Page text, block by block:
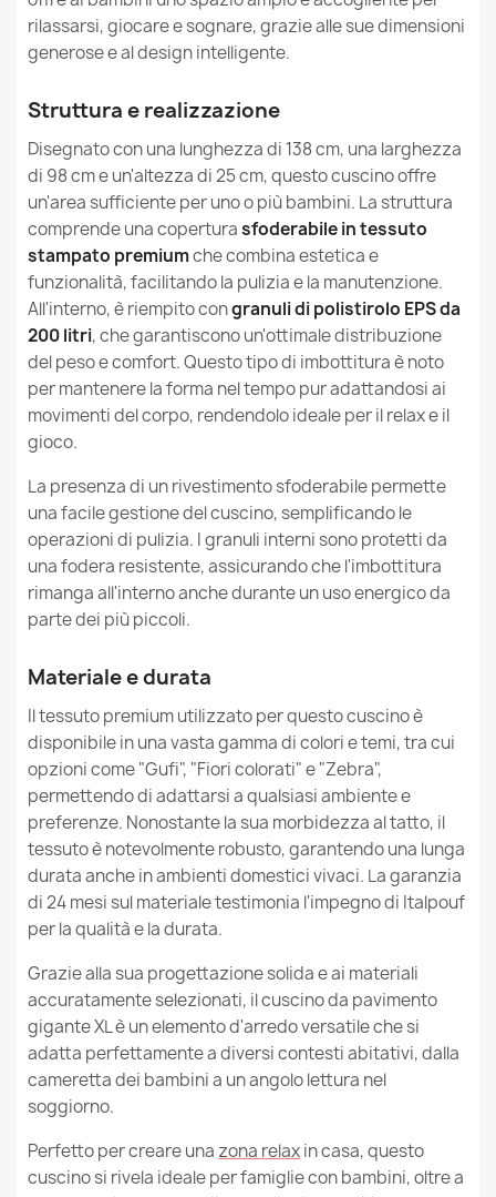
Un cuscino può aiutare mio figlio a ridurre lo stress?
altri modelli?
I pouf sacco della serie Design sono adatti ai bambini?
Quali sono gli usi consigliati dei pouf sacco della serie
Design?
I pouf sacco della serie Design sono resistenti alle
macchie e allo sporco?
I pouf sacco della serie Design sono adatti per un
regalo?
Tessuto Stampato Premium
Cuscino da Pavimento Gigante XL per bambini - Pelliccia
Sintetica Yeti
150,90 €
Cuscino da Pavimento Gigante XXL per adulti Gigante -
Pelliccia Sintetica Yeti
215,90 €
Cuscino da Pavimento Gigante XL per bambini -
Pregiata Lana Premium
68,85 €
Altezza 25cm
Destinazione Da Interno
Sfoderabile Si
Garanzia Materiale 24 Mesi
Riempimento Granuli Di Polistirolo EPS
Garanzia Riempimento 6 Mesi
Dimensioni Imballaggio 70x60x50cm
Lunghezza 138cm
Famiglia Wielka-Poducha
Riferimenti Specifici
Ean13
MPN 84
Nuovo
rilassarsi, giocare e sognare, grazie alle sue dimensioni
generose e al design intelligente.
Struttura e realizzazione
Disegnato con una lunghezza di 138 cm, una larghezza
di 98 cm e un'altezza di 25 cm, questo cuscino offre
un'area sufficiente per uno o più bambini. La struttura
comprende una coperturasfoderabile in tessuto
stampato premiumche combina estetica e
funzionalità, facilitando la pulizia e la manutenzione.
All'interno, è riempito congranuli di polistirolo EPS da
200 litri, che garantiscono un'ottimale distribuzione
del peso e comfort. Questo tipo di imbottitura è noto
per mantenere la forma nel tempo pur adattandosi ai
movimenti del corpo, rendendolo ideale per il relax e il
gioco.
La presenza di un rivestimento sfoderabile permette
una facile gestione del cuscino, semplificando le
operazioni di pulizia. I granuli interni sono protetti da
una fodera resistente, assicurando che l'imbottitura
rimanga all'interno anche durante un uso energico da
parte dei più piccoli.
Materiale e durata
Il tessuto premium utilizzato per questo cuscino è
disponibile in una vasta gamma di colori e temi, tra cui
opzioni come "Gufi", "Fiori colorati" e "Zebra",
permettendo di adattarsi a qualsiasi ambiente e
preferenze. Nonostante la sua morbidezza al tatto, il
tessuto è notevolmente robusto, garantendo una lunga
durata anche in ambienti domestici vivaci. La garanzia
di 24 mesi sul materiale testimonia l'impegno di Italpouf
per la qualità e la durata.
Grazie alla sua progettazione solida e ai materiali
accuratamente selezionati, il cuscino da pavimento
gigante XL è un elemento d'arredo versatile che si
adatta perfettamente a diversi contesti abitativi, dalla
cameretta dei bambini a un angolo lettura nel
soggiorno.
Perfetto per creare una zona relaxin casa, questo
cuscino si rivela ideale per famiglie con bambini, oltre a